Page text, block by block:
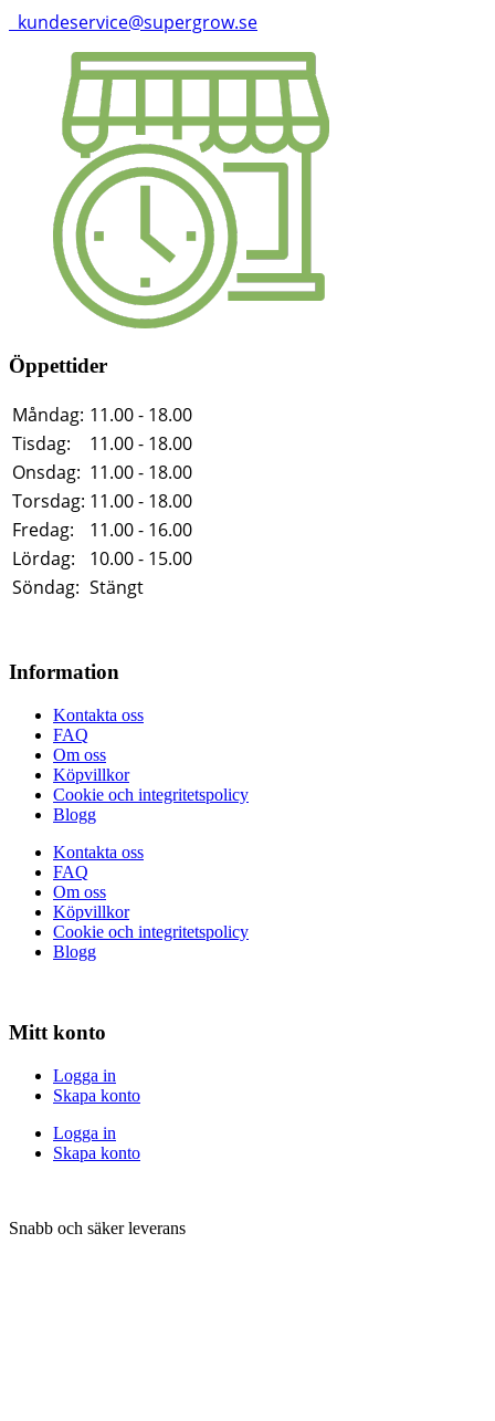
kundeservice@supergrow.se
Öppettider
Måndag: 11.00 - 18.00
Tisdag:
11.00 - 18.00
Onsdag: 11.00 - 18.00
Torsdag: 11.00 - 18.00
Fredag:
11.00 - 16.00
Lördag:
10.00 - 15.00
Söndag: Stängt
Information
Kontakta oss
FAQ
Om oss
Köpvillkor
Cookie och integritetspolicy
Blogg
Kontakta oss
FAQ
Om oss
Köpvillkor
Cookie och integritetspolicy
Blogg
Mitt konto
Logga in
Skapa konto
Logga in
Skapa konto
Snabb och säker leverans